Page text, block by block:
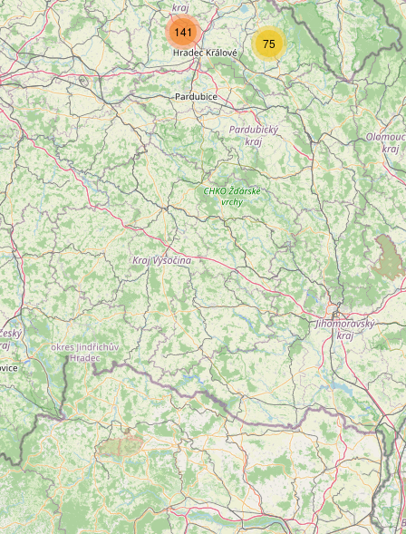
75
141